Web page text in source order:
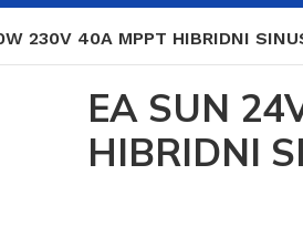
230V 40A MPPT HIBRIDNI
EA SUN
HIBRIDNI